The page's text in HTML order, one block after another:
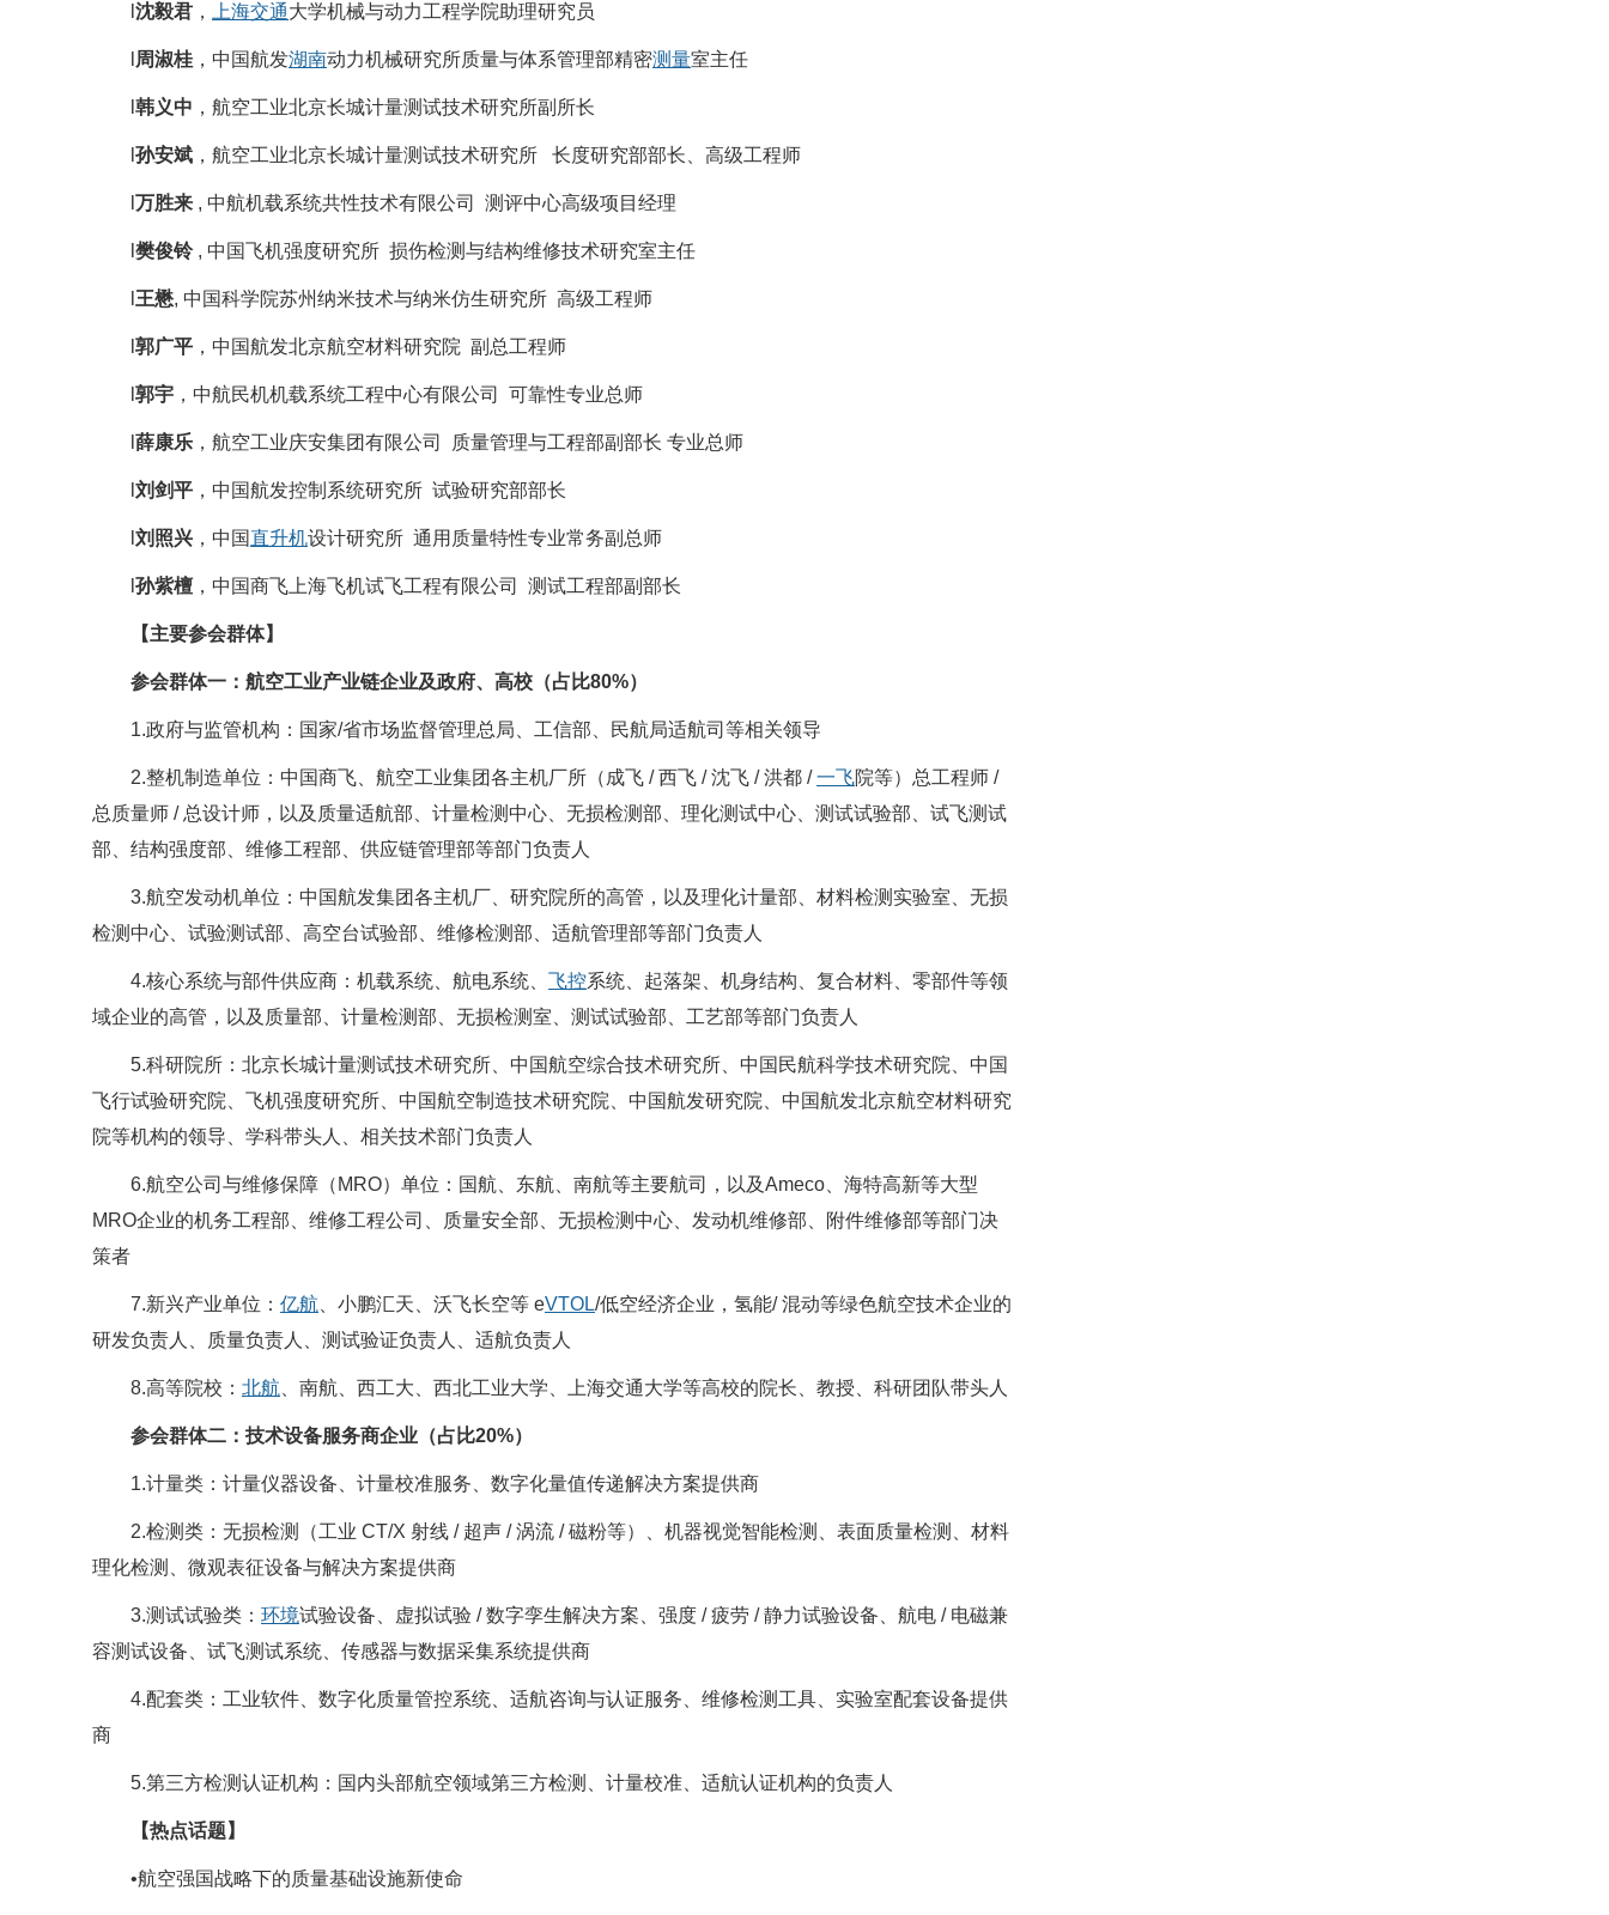
沈毅君 ， 上海交通大学机械与动力工程学院助理研究员
周淑桂 ，中国航发湖南动力机械研究所质量与体系管理部精密测量室主任
韩义中 ，航空工业北京长城计量测试技术研究所副所长
孙安斌 ，航空工业北京长城计量测试技术研究所 长度研究部部长、高级工程师
万胜来 , 中航机载系统共性技术有限公司 测评中心高级项目经理
樊俊铃 , 中国飞机强度研究所 损伤检测与结构维修技术研究室主任
王懋, 中国科学院苏州纳米技术与纳米仿生研究所 高级工程师
郭广平 ，中国航发北京航空材料研究院 副总工程师
郭宇 ，中航民机机载系统工程中心有限公司 可靠性专业总师
薛康乐 ，航空工业庆安集团有限公司 质量管理与工程部副部长 专业总师
刘剑平 ，中国航发控制系统研究所 试验研究部部长
刘照兴 ，中国直升机设计研究所 通用质量特性专业常务副总师
孙紫檀，中国商飞上海飞机试飞工程有限公司 测试工程部副部长
【主要参会群体】
参会群体一：航空工业产业链企业及政府、高校（占比80%）
1.政府与监管机构：国家/省市场监督管理总局、工信部、民航局适航司等相关领导
2.整机制造单位：中国商飞、航空工业集团各主机厂所（成飞 / 西飞 / 沈飞 / 洪都 /一飞院等）总工程师 /
总质量师 / 总设计师，以及质量适航部、计量检测中心、无损检测部、理化测试中心、测试试验部、试飞测试
部、结构强度部、维修工程部、供应链管理部等部门负责人
3.航空发动机单位：中国航发集团各主机厂、研究院所的高管，以及理化计量部、材料检测实验室、无损
检测中心、试验测试部、高空台试验部、维修检测部、适航管理部等部门负责人
4.核心系统与部件供应商：机载系统、航电系统、 飞控系统、起落架、机身结构、复合材料、零部件等领
域企业的高管，以及质量部、计量检测部、无损检测室、测试试验部、工艺部等部门负责人
5.科研院所：北京长城计量测试技术研究所、中国航空综合技术研究所、中国民航科学技术研究院、中国
飞行试验研究院、飞机强度研究所、中国航空制造技术研究院、中国航发研究院、中国航发北京航空材料研究
院等机构的领导、学科带头人、相关技术部门负责人
6.航空公司与维修保障（MRO）单位：国航、东航、南航等主要航司，以及Ameco、海特高新等大型
MRO企业的机务工程部、维修工程公司、质量安全部、无损检测中心、发动机维修部、附件维修部等部门决
策者
7.新兴产业单位： 亿航 、小鹏汇天、沃飞长空等 eVTOL/低空经济企业，氢能/ 混动等绿色航空技术企业的
研发负责人、质量负责人、测试验证负责人、适航负责人
8.高等院校： 北航 、南航、西工大、西北工业大学、上海交通大学等高校的院长、教授、科研团队带头人
参会群体二：技术设备服务商企业（占比20%）
1.计量类：计量仪器设备、计量校准服务、数字化量值传递解决方案提供商
2.检测类：无损检测（工业 CT/X 射线 / 超声 / 涡流 / 磁粉等）、机器视觉智能检测、表面质量检测、材料
理化检测、微观表征设备与解决方案提供商
3.测试试验类： 环境试验设备、虚拟试验 / 数字孪生解决方案、强度 / 疲劳 / 静力试验设备、航电 / 电磁兼
容测试设备、试飞测试系统、传感器与数据采集系统提供商
4.配套类：工业软件、数字化质量管控系统、适航咨询与认证服务、维修检测工具、实验室配套设备提供
商
5.第三方检测认证机构：国内头部航空领域第三方检测、计量校准、适航认证机构的负责人
【热点话题】
•航空强国战略下的质量基础设施新使命